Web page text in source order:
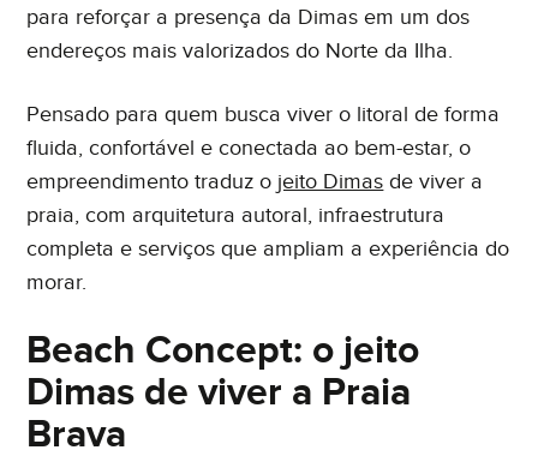
para reforçar a presença da Dimas em um dos
endereços mais valorizados do Norte da Ilha.
Pensado para quem busca viver o litoral de forma
fluida, confortável e conectada ao bem-estar, o
empreendimento traduz o jeito Dimas de viver a
praia, com arquitetura autoral, infraestrutura
completa e serviços que ampliam a experiência do
morar.
Beach Concept: o jeito
Dimas de viver a Praia
Brava